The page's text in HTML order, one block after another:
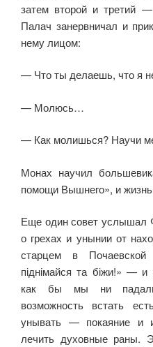
затем второй и третий
Палач занервничал и
нему лицом:
— Что ты делаешь, что я
— Молюсь…
— Как молишься? Научи
Монах научил
помощи Вышнего», и
Еще один совет услышал
о грехах и унынии от
старцем в
піднімайся та біжи!» —
как бы мы ни
возможность встать
унывать — покаяние и
лечить духовные раны.